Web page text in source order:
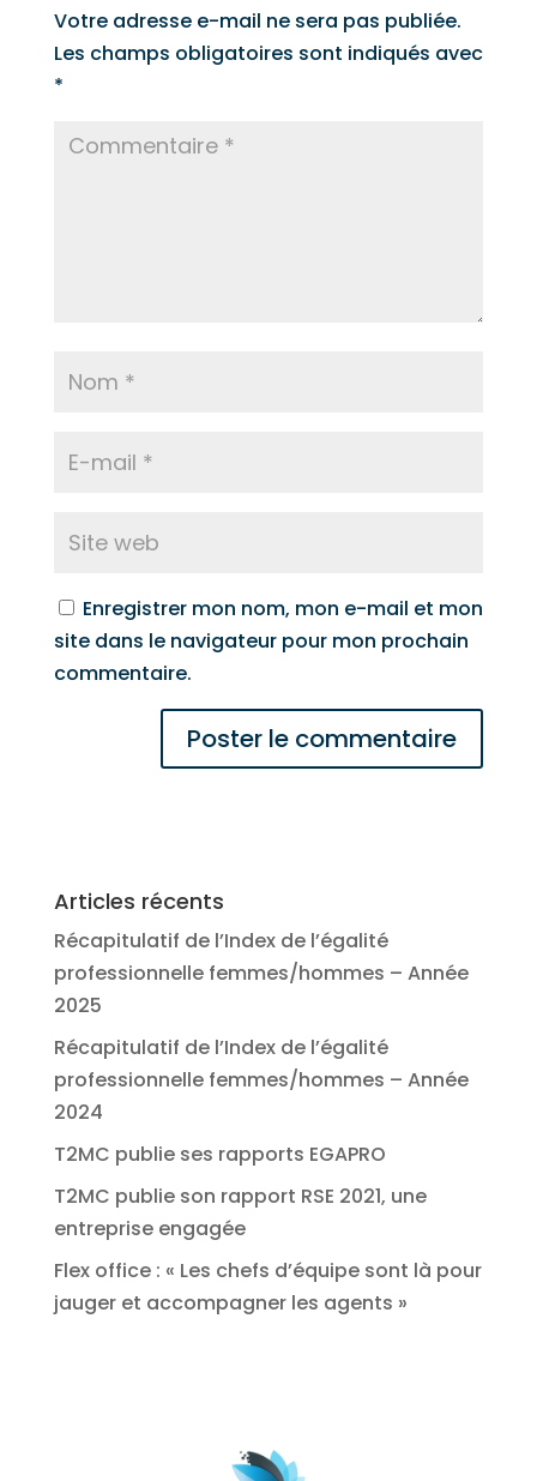
Votre adresse e-mail ne sera pas publiée.
Les champs obligatoires sont indiqués avec
*
Enregistrer mon nom, mon e-mail et mon
site dans le navigateur pour mon prochain
commentaire.
Articles récents
Récapitulatif de l’Index de l’égalité
professionnelle femmes/hommes – Année
2025
Récapitulatif de l’Index de l’égalité
professionnelle femmes/hommes – Année
2024
T2MC publie ses rapports EGAPRO
T2MC publie son rapport RSE 2021, une
entreprise engagée
Flex office : « Les chefs d’équipe sont là pour
jauger et accompagner les agents »